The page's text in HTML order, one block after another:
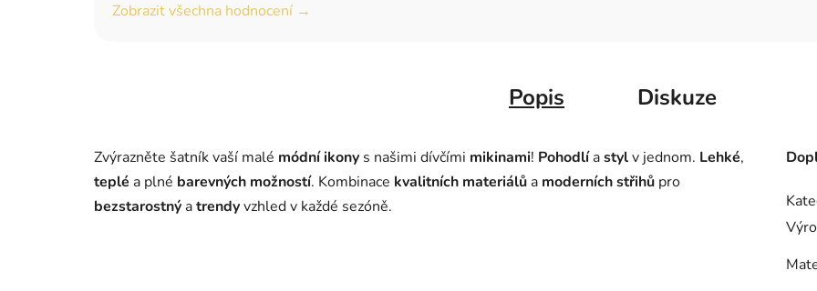
Zobrazit všechna hodnocení →
Popis Diskuze
Zvýrazněte šatník vaší malé módní ikony s našimi dívčími mikinami! Pohodlíastylv jednom. Lehké,
teplé a plné barevných možností. Kombinace kvalitních materiálů a moderních střihů pro
bezstarostný atrendyvzhled v každé sezóně.